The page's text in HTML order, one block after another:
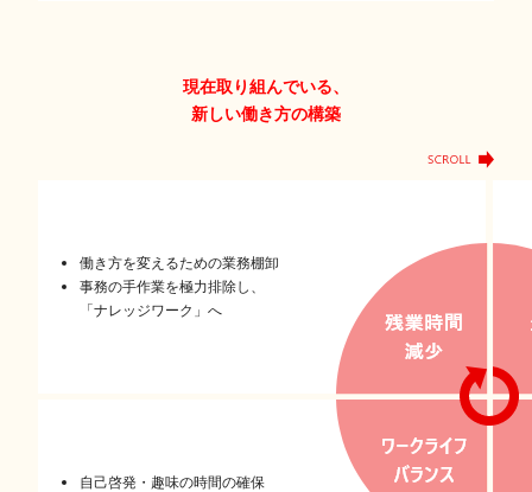
現在取り組んでいる、
新しい働き方の構築
働き方を変えるための業務棚卸
事務の手作業を極力排除し、
「ナレッジワーク」へ
自己啓発・趣味の時間の確保